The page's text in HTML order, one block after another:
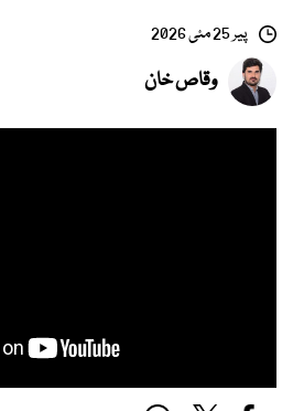
پیر 25 مئی 2026
وقاص خان